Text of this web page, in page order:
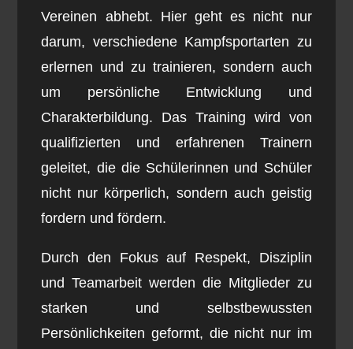
Vereinen abhebt. Hier geht es nicht nur
darum, verschiedene Kampfsportarten zu
erlernen und zu trainieren, sondern auch
um persönliche Entwicklung und
Charakterbildung. Das Training wird von
qualifizierten und erfahrenen Trainern
geleitet, die die Schülerinnen und Schüler
nicht nur körperlich, sondern auch geistig
fordern und fördern.
Durch den Fokus auf Respekt, Disziplin
und Teamarbeit werden die Mitglieder zu
starken und selbstbewussten
Persönlichkeiten geformt, die nicht nur im